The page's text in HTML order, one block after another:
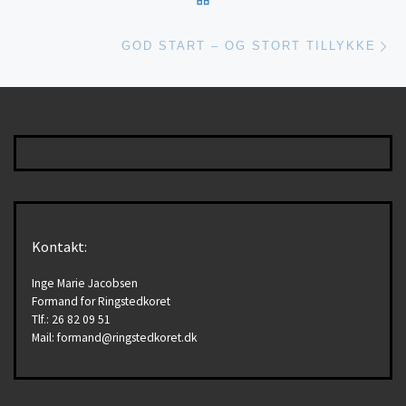
GOD START – OG STORT TILLYKKE
Kontakt:
Inge Marie Jacobsen
Formand for Ringstedkoret
Tlf.: 26 82 09 51
Mail: formand@ringstedkoret.dk